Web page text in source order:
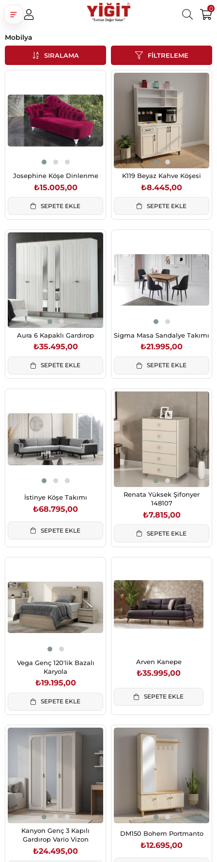
0
Google İle Bağlan
Mobilya
FILTRELEME
SIRALAMA
Josephine Köşe Dinlenme
₺15.005,00
SEPETE EKLE
K119 Beyaz Kahve Köşesi
₺8.445,00
SEPETE EKLE
Aura 6 Kapaklı Gardırop
₺35.495,00
SEPETE EKLE
Sigma Masa Sandalye Takımı
₺21.995,00
SEPETE EKLE
İstinye Köşe Takımı
₺68.795,00
SEPETE EKLE
Renata Yüksek Şifonyer
148107
₺7.815,00
SEPETE EKLE
Vega Genç 120'lik Bazalı
Karyola
₺19.195,00
SEPETE EKLE
Arven Kanepe
₺35.995,00
SEPETE EKLE
Kanyon Genç 3 Kapılı
Gardırop Vario Vizon
₺24.495,00
DM150 Bohem Portmanto
₺12.695,00